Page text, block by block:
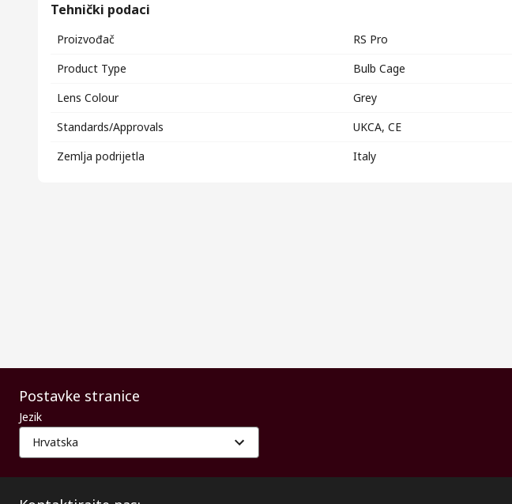
Tehnički podaci
Proizvođač
RS Pro
Product Type
Bulb Cage
Lens Colour
Grey
Standards/Approvals
UKCA, CE
Zemlja podrijetla
Italy
Postavke stranice
Jezik
Hrvatska